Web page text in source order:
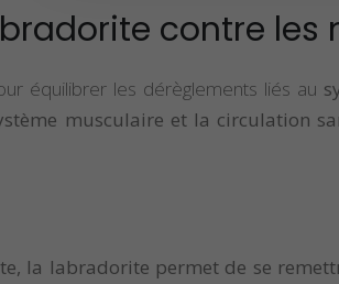
contre les
équilibrer les dérèglements liés au
musculaire et la circulation
la labradorite permet de se